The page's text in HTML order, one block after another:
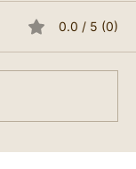
0.0 / 5 (0)